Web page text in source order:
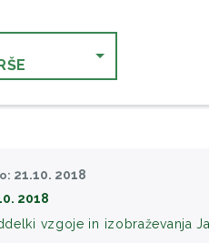
21.10. 2018
2018
vzgoje in izobraževanja